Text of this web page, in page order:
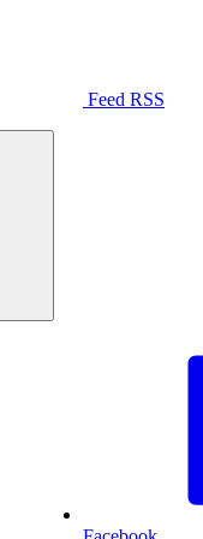
Feed RSS